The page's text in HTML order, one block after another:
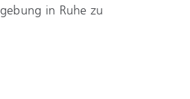
in Ruhe zu